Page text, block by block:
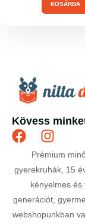
KOSÁRBA
Kövess
Prémium
gyerekruhák, 15
kényelmes
generációt,
webshopunkban